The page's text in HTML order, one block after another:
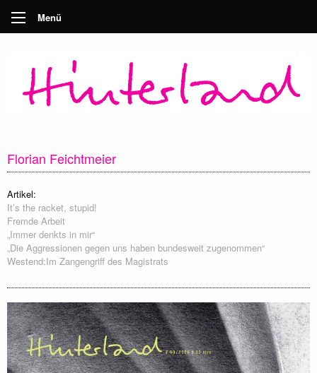
Menü
Florian Feichtmeier
Artikel:
It’s the racket, stupid!
Fremde Arbeit
„Immer denkts in mir“
„Die Aggressionen gegen uns haben bundesweit zugenommen“
Westend:Im Zangengriff des Magistrats